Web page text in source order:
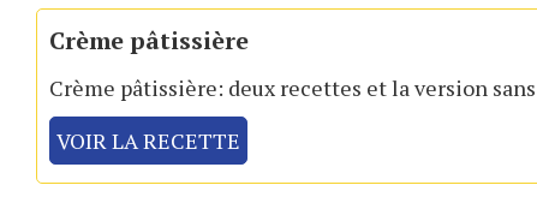
Crème pâtissière
Crème pâtissière: deux recettes et la version
VOIR LA RECETTE